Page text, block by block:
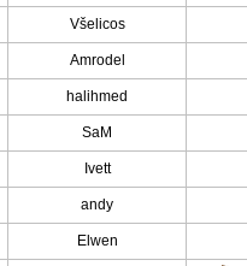
Všelicos
Amrodel
halihmed
SaM
Ivett
andy
Elwen